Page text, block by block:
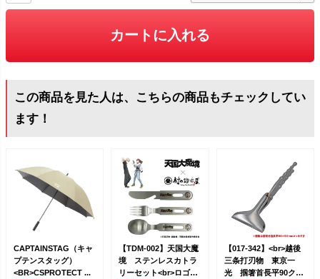
カートに入れる
この商品を見た人は、こちらの商品もチェックしてい
ます！
CAPTAINSTAG（キャ
プテンスタッグ）
<BR>CSPROTECT ...
【TDM-002】天国大魔
境 ステンレスカトラ
リーセット<br>ロゴと
【017-342】<br>越後
三条打刃物 東京一
光 掴箸首長平90クロ